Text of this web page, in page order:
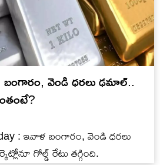
బంగారం, వెండి ధరలు ఢమాల్..
: ఇవాళ బంగారం, వెండి ధరలు
గోల్డ్ రేటు తగ్గింది.